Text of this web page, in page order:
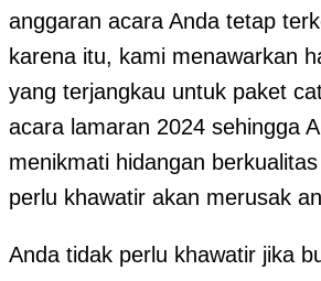
anggaran acara Anda tetap
karena itu, kami menawarkan
yang terjangkau untuk paket
acara lamaran 2024 sehingga
menikmati hidangan
perlu khawatir akan merusak
Anda tidak perlu khawatir jika